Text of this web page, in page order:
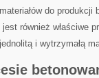
do produkcji
również właściwe
i wytrzymałą